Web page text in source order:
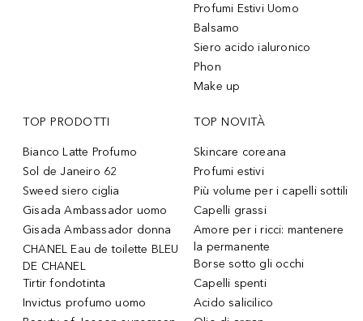
Profumi Estivi Uomo
Balsamo
Siero acido ialuronico
Phon
Make up
TOP PRODOTTI
Bianco Latte Profumo
Sol de Janeiro 62
Sweed siero ciglia
Gisada Ambassador uomo
Gisada Ambassador donna
CHANEL Eau de toilette BLEU
DE CHANEL
Tirtir fondotinta
Invictus profumo uomo
TOP NOVITÀ
Skincare coreana
Profumi estivi
Più volume per i capelli sottili
Capelli grassi
Amore per i ricci: mantenere
la permanente
Borse sotto gli occhi
Capelli spenti
Acido salicilico